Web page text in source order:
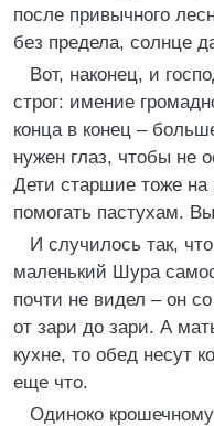
после привычного
без предела, солнце
Вот, наконец, и
строг: имение
конца в конец –
нужен глаз, чтобы не
Дети старшие тоже на
помогать пастухам.
И случилось так,
маленький Шура
почти не видел – он
от зари до зари. А
кухне, то обед несут
еще что.
Одиноко